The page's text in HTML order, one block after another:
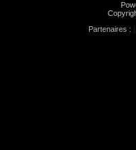
Partenaires :